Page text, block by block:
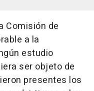
Comisión de
a la
estudio
ser objeto de
presentes los